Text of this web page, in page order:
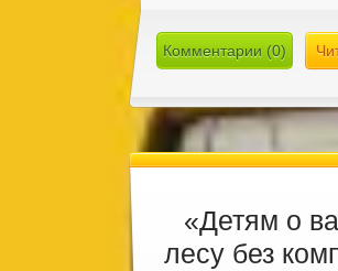
Комментарии (0)
«Детям о
лесу без